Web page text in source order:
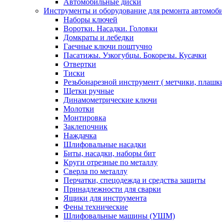
Автомобильные диски
Инструменты и оборудование для ремонта
Наборы ключей
Воротки. Насадки. Головки
Домкраты и лебедки
Гаечные ключи поштучно
Пасатижы. Узкогубцы. Бокорезы. Кусачки
Отвертки
Тиски
Резьбонарезной инструмент ( метчики,
Щетки ручные
Динамометрические ключи
Молотки
Монтировка
Заклепочник
Наждачка
Шлифовальные насадки
Биты, насадки, наборы бит
Круги отрезные по металлу
Сверла по металлу
Перчатки, спецодежда и средства защиты
Принадлежности для сварки
Ящики для инструмента
Фены технические
Шлифовальные машины (УШМ)